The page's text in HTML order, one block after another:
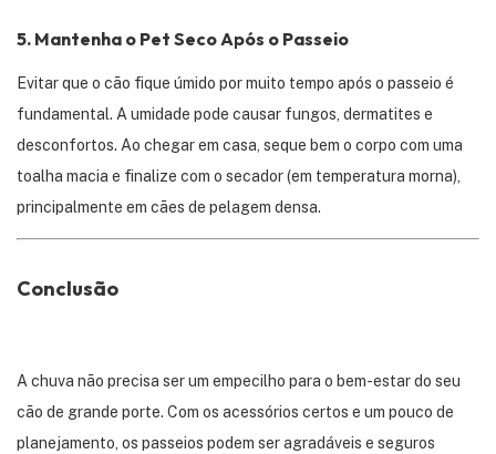
5. Mantenha o Pet Seco Após o Passeio
Evitar que o cão fique úmido por muito tempo após o passeio é
fundamental. A umidade pode causar fungos, dermatites e
desconfortos. Ao chegar em casa, seque bem o corpo com uma
toalha macia e finalize com o secador (em temperatura morna),
principalmente em cães de pelagem densa.
Conclusão
A chuva não precisa ser um empecilho para o bem-estar do seu
cão de grande porte. Com os acessórios certos e um pouco de
planejamento, os passeios podem ser agradáveis e seguros